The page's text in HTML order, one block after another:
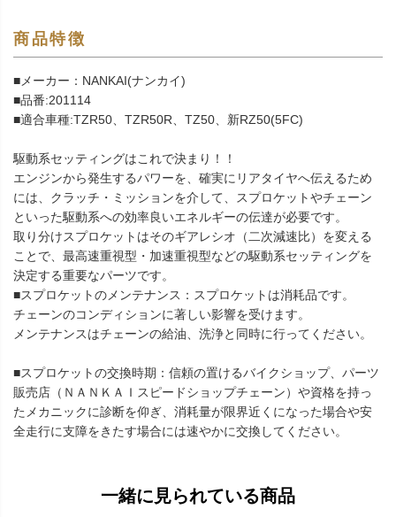
商品特徴
■メーカー：NANKAI(ナンカイ)
■品番:201114
■適合車種:TZR50、TZR50R、TZ50、新RZ50(5FC)
駆動系セッティングはこれで決まり！！
エンジンから発生するパワーを、確実にリアタイヤへ伝えるため
には、クラッチ・ミッションを介して、スプロケットやチェーン
といった駆動系への効率良いエネルギーの伝達が必要です。
取り分けスプロケットはそのギアレシオ（二次減速比）を変える
ことで、最高速重視型・加速重視型などの駆動系セッティングを
決定する重要なパーツです。
■スプロケットのメンテナンス：スプロケットは消耗品です。
チェーンのコンディションに著しい影響を受けます。
メンテナンスはチェーンの給油、洗浄と同時に行ってください。
■スプロケットの交換時期：信頼の置けるバイクショップ、パーツ
販売店（ＮＡＮＫＡＩスピードショップチェーン）や資格を持っ
たメカニックに診断を仰ぎ、消耗量が限界近くになった場合や安
全走行に支障をきたす場合には速やかに交換してください。
一緒に見られている商品